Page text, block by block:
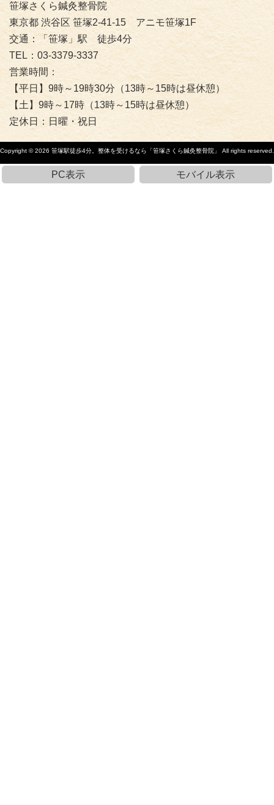
笹塚さくら鍼灸整骨院
東京都 渋谷区 笹塚2-41-15 アニモ笹塚1F
交通：「笹塚」駅 徒歩4分
TEL：03-3379-3337
営業時間：
【平日】9時～19時30分（13時～15時は昼休憩）
【土】9時～17時（13時～15時は昼休憩）
定休日：日曜・祝日
Copyright © 2026 笹塚駅徒歩4分。整体を受けるなら「笹塚さくら鍼灸整骨院」 All rights reserved.
PC表示 モバイル表示